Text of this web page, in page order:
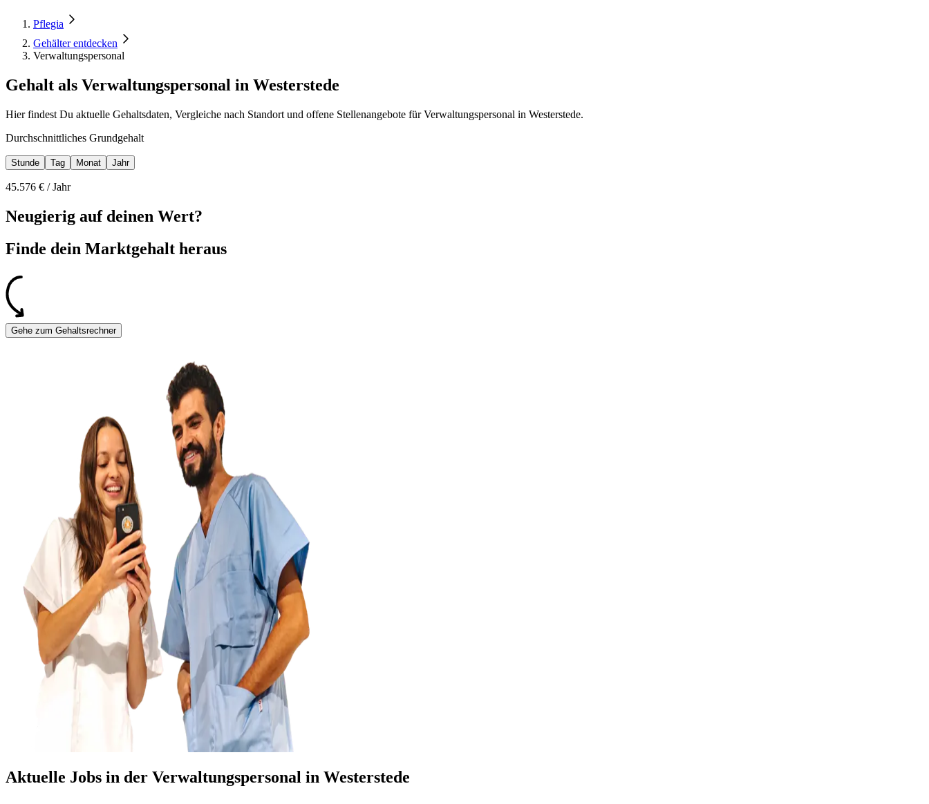
Pflegia
Gehälter entdecken
Verwaltungspersonal
Gehalt als Verwaltungspersonal in Westerstede
Hier findest Du aktuelle Gehaltsdaten, Vergleiche nach Standort und offene Stellenangebote für Verwaltungspersonal in Westerstede.
Durchschnittliches Grundgehalt
Stunde Tag Monat Jahr
45.576 € /Jahr
Neugierig auf deinen Wert?
Finde dein Marktgehalt heraus
Gehe zum Gehaltsrechner
Aktuelle Jobs in der Verwaltungspersonal in Westerstede